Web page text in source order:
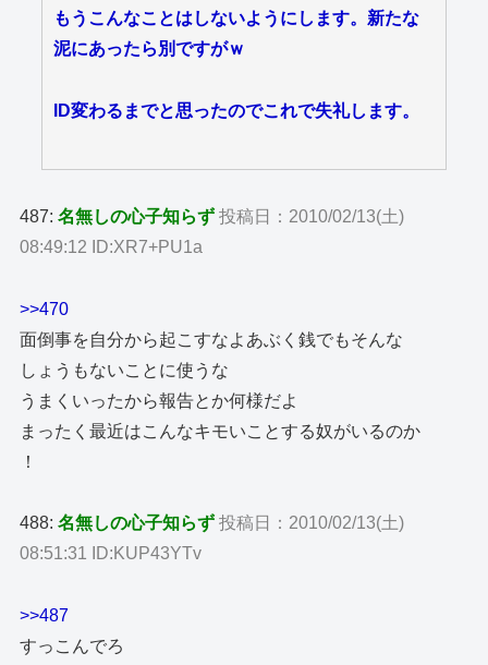
もうこんなことはしないようにします。新たな
泥にあったら別ですがｗ
ID変わるまでと思ったのでこれで失礼します。
487:名無しの心子知らず 投稿日：2010/02/13(土)
08:49:12 ID:XR7+PU1a
>>470
面倒事を自分から起こすなよあぶく銭でもそんな
しょうもないことに使うな
うまくいったから報告とか何様だよ
まったく最近はこんなキモいことする奴がいるのか
！
488:名無しの心子知らず 投稿日：2010/02/13(土)
08:51:31 ID:KUP43YTv
>>487
すっこんでろ